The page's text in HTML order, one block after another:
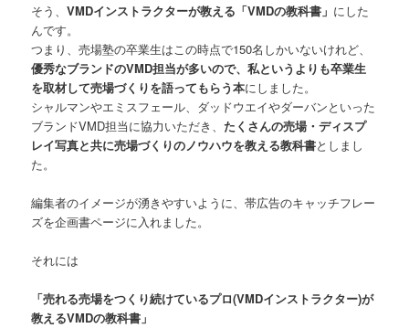
そう、VMDインストラクターが教える「VMDの教科書」 にした
んです。
つまり、売場塾の卒業生はこの時点で150名しかいないけれど、
優秀なブランドのVMD担当が多いので、私というよりも卒業生
を取材して売場づくりを語ってもらう本にしました。
シャルマンやエミスフェール、ダッドウエイやダーバンといった
ブランドVMD担当に協力いただき、たくさんの売場・ディスプ
レイ写真と共に売場づくりのノウハウを教える教科書としまし
た。
編集者のイメージが湧きやすいように、帯広告のキャッチフレー
ズを企画書ページに入れました。
それには
「売れる売場をつくり続けているプロ(VMDインストラクター)が
教えるVMDの教科書」